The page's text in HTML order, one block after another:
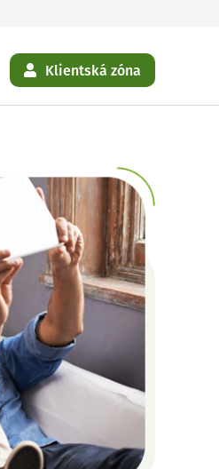
Klientská zóna